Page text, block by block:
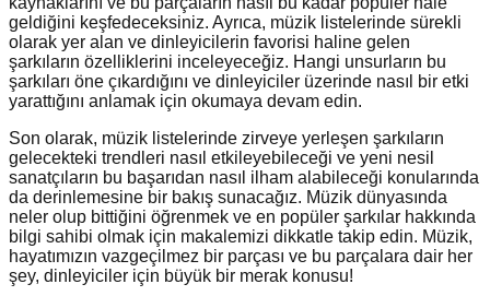
geldiğini keşfedeceksiniz. Ayrıca, müzik listelerinde sürekli
olarak yer alan ve dinleyicilerin favorisi haline gelen
şarkıların özelliklerini inceleyeceğiz. Hangi unsurların bu
şarkıları öne çıkardığını ve dinleyiciler üzerinde nasıl bir etki
yarattığını anlamak için okumaya devam edin.
Son olarak, müzik listelerinde zirveye yerleşen şarkıların
gelecekteki trendleri nasıl etkileyebileceği ve yeni nesil
sanatçıların bu başarıdan nasıl ilham alabileceği konularında
da derinlemesine bir bakış sunacağız. Müzik dünyasında
neler olup bittiğini öğrenmek ve en popüler şarkılar hakkında
bilgi sahibi olmak için makalemizi dikkatle takip edin. Müzik,
hayatımızın vazgeçilmez bir parçası ve bu parçalara dair her
şey, dinleyiciler için büyük bir merak konusu!